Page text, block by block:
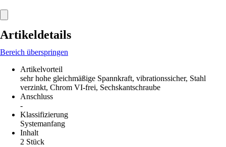
Artikeldetails
Bereich überspringen
Artikelvorteil
sehr hohe gleichmäßige Spannkraft, vibrationssicher, Stahl
verzinkt, Chrom VI-frei, Sechskantschraube
Anschluss
-
Klassifizierung
Systemanfang
Inhalt
2 Stück